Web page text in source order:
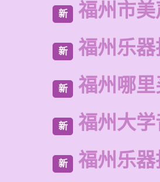
新 福州市美
新 福州乐
新 福州哪
新 福州大
新 福州乐